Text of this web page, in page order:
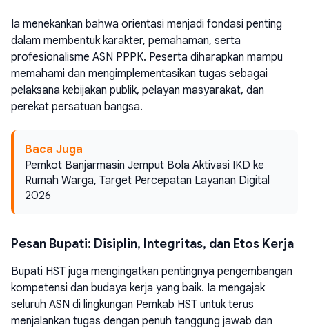
Ia menekankan bahwa orientasi menjadi fondasi penting
dalam membentuk karakter, pemahaman, serta
profesionalisme ASN PPPK. Peserta diharapkan mampu
memahami dan mengimplementasikan tugas sebagai
pelaksana kebijakan publik, pelayan masyarakat, dan
perekat persatuan bangsa.
Baca Juga
Pemkot Banjarmasin Jemput Bola Aktivasi IKD ke
Rumah Warga, Target Percepatan Layanan Digital
2026
Pesan Bupati: Disiplin, Integritas, dan Etos Kerja
Bupati HST juga mengingatkan pentingnya pengembangan
kompetensi dan budaya kerja yang baik. Ia mengajak
seluruh ASN di lingkungan Pemkab HST untuk terus
menjalankan tugas dengan penuh tanggung jawab dan